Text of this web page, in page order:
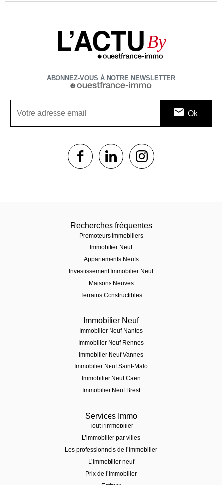
L’ACTU By
ABONNEZ-VOUS À NOTRE NEWSLETTER
1$s 1$s
Recherches fréquentes
Promoteurs Immobiliers
Immobilier Neuf
Appartements Neufs
Investissement Immobilier Neuf
Maisons Neuves
Terrains Constructibles
Immobilier Neuf
Immobilier Neuf Nantes
Immobilier Neuf Rennes
Immobilier Neuf Vannes
Immobilier Neuf Saint-Malo
Immobilier Neuf Caen
Immobilier Neuf Brest
Services Immo
Tout l’immobilier
L’immobilier par villes
Les professionnels de l’immobilier
L’immobilier neuf
Prix de l’immobilier